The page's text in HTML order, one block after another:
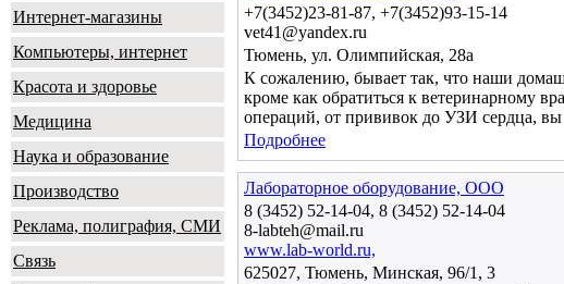
Интернет-магазины
Компьютеры, интернет
Красота и здоровье
Медицина
Наука и образование
Производство
Реклама, полиграфия, СМИ
Связь
+7(3452)23-81-87, +7(3452)93-15-14
vet41@yandex.ru
Тюмень, ул. Олимпийская, 28а
К сожалению, бывает так, что наши
кроме как обратиться к ветеринарному
операций, от прививок до УЗИ сердца,
Подробнее
Лабораторное оборудование, ООО
8 (3452) 52-14-04, 8 (3452) 52-14-04
8-labteh@mail.ru
www.lab-world.ru,
625027, Тюмень, Минская, 96/1, 3